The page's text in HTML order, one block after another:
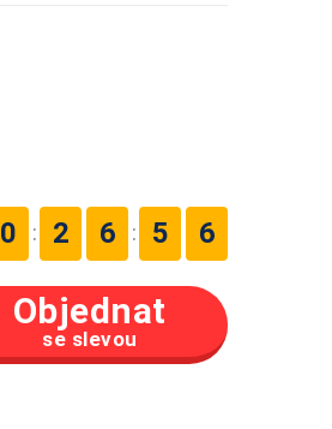
0 : 2 6 : 5 5
Objednat
se slevou